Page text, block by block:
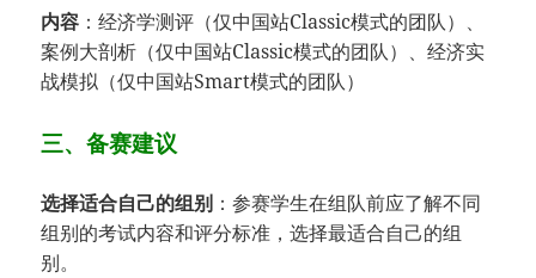
内容 ：经济学测评（仅中国站Classic模式的团队）、
案例大剖析（仅中国站Classic模式的团队）、经济实
战模拟（仅中国站Smart模式的团队）
三、备赛建议
选择适合自己的组别 ：参赛学生在组队前应了解不同
组别的考试内容和评分标准，选择最适合自己的组
别。